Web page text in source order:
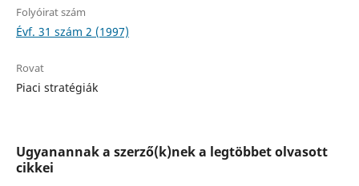
Folyóirat szám
Évf. 31 szám 2 (1997)
Rovat
Piaci stratégiák
Ugyanannak a szerző(k)nek a legtöbbet olvasott
cikkei